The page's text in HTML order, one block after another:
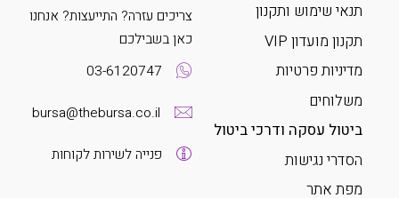
תנאי שימוש ותקנון
תקנון מועדון VIP
מדיניות פרטיות
משלוחים
ביטול עסקה ודרכי ביטול
הסדרי נגישות
מפת אתר
צריכים עזרה? התייעצות? אנחנו
כאן בשבילכם
03-6120747
bursa@thebursa.co.il
פנייה לשירות לקוחות